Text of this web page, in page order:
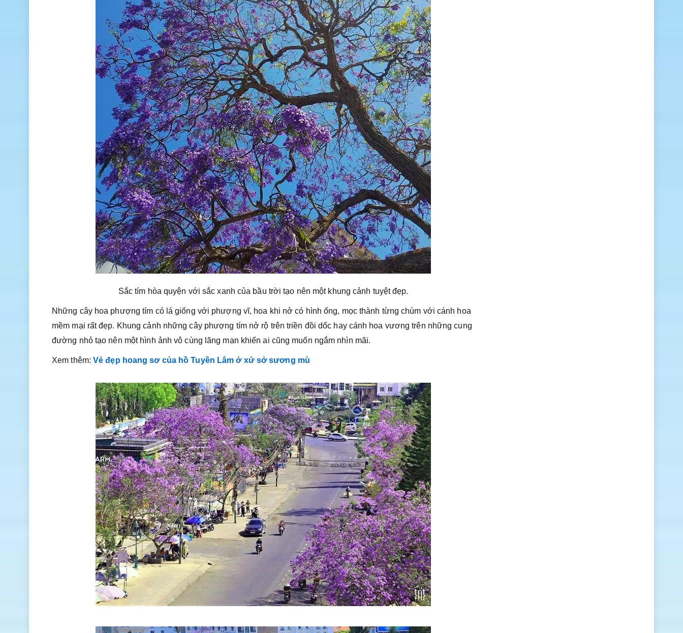
Sắc tím hòa quyện với sắc xanh của bầu trời tạo nên một khung cảnh tuyệt đẹp.
Những cây hoa phượng tím có lá giống với phượng vĩ, hoa khi nở có hình ống, mọc thành từng chùm với cánh hoa
mềm mại rất đẹp. Khung cảnh những cây phượng tím nở rộ trên triền đồi dốc hay cánh hoa vương trên những cung
đường nhỏ tạo nên một hình ảnh vô cùng lãng mạn khiến ai cũng muốn ngắm nhìn mãi.
Xem thêm: Vẻ đẹp hoang sơ của hồ Tuyền Lâm ở xứ sở sương mù